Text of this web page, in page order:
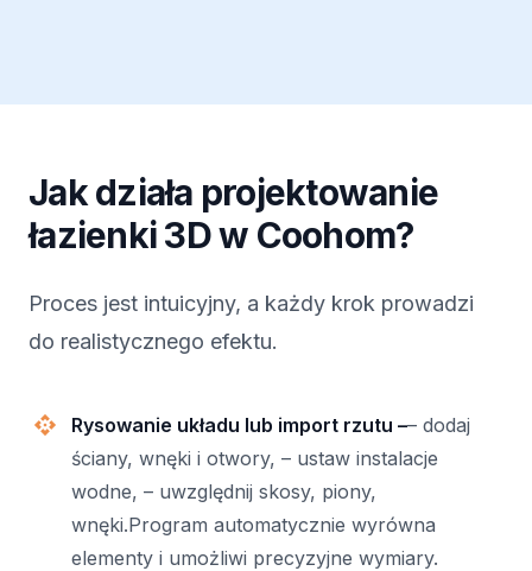
Jak działa projektowanie
łazienki 3D w Coohom?
Proces jest intuicyjny, a każdy krok prowadzi
do realistycznego efektu.
Rysowanie układu lub import rzutu –– dodaj
ściany, wnęki i otwory, – ustaw instalacje
wodne, – uwzględnij skosy, piony,
wnęki.Program automatycznie wyrówna
elementy i umożliwi precyzyjne wymiary.